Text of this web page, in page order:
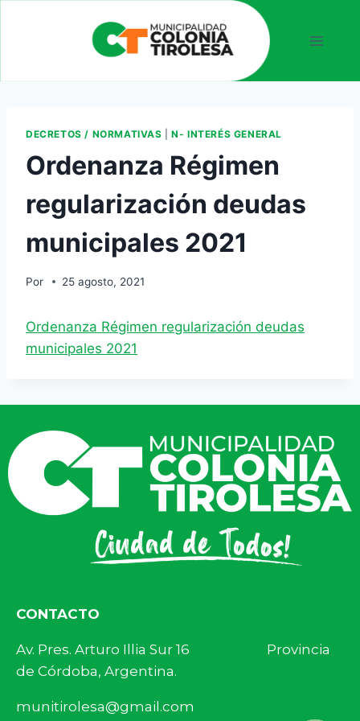
DECRETOS / NORMATIVAS |N- INTERÉS GENERAL
Ordenanza Régimen
regularización deudas
municipales 2021
Por 25 agosto, 2021
Ordenanza Régimen regularización deudas
municipales 2021
CONTACTO
Av. Pres. Arturo Illia Sur 16 Provincia
de Córdoba, Argentina.
munitirolesa@gmail.com